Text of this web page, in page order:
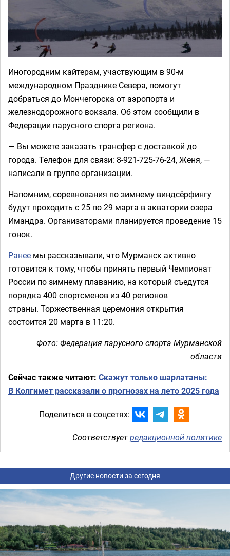
Иногородним кайтерам, участвующим в 90-м
международном Празднике Севера, помогут
добраться до Мончегорска от аэропорта и
железнодорожного вокзала. Об этом сообщили в
Федерации парусного спорта региона.
— Вы можете заказать трансфер с доставкой до
города. Телефон для связи: 8-921-725-76-24, Женя, —
написали в группе организации.
Напомним, соревнования по зимнему виндсёрфингу
будут проходить с 25 по 29 марта в акватории озера
Имандра. Организаторами планируется проведение 15
гонок.
Ранее мы рассказывали, что Мурманск активно
готовится к тому, чтобы принять первый Чемпионат
России по зимнему плаванию, на который съедутся
порядка 400 спортсменов из 40 регионов
страны. Торжественная церемония открытия
состоится 20 марта в 11:20.
Фото: Федерация парусного спорта Мурманской
области
Сейчас также читают: Скажут только шарлатаны:
В Колгимет рассказали о прогнозах на лето 2025 года
Поделиться в соцсетях:
Соответствуетредакционной политике
Другие новости за сегодня